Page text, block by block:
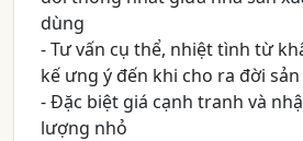
dùng
- Tư vấn cụ thể, nhiệt tình từ
kế ưng ý đến khi cho ra đời
- Đặc biệt giá cạnh tranh và
lượng nhỏ